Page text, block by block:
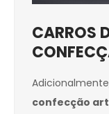
CARROS
confecção